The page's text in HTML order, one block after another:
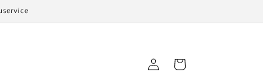
InloggenWinkelwagen